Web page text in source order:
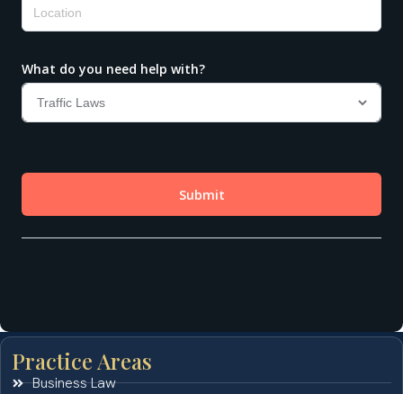
Practice Areas
Business Law